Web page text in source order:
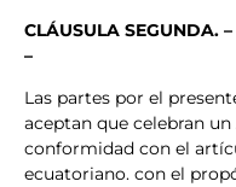
CLÁUSULA SEGUNDA.
–
Las partes por el
aceptan que celebran
conformidad con el
ecuatoriano. con el